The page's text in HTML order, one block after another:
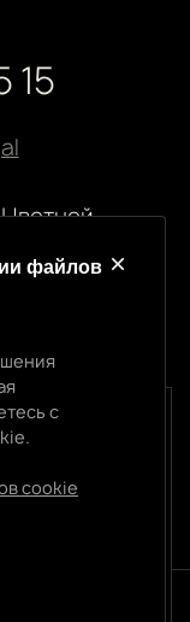
15
работы.
файлов
с
cookie